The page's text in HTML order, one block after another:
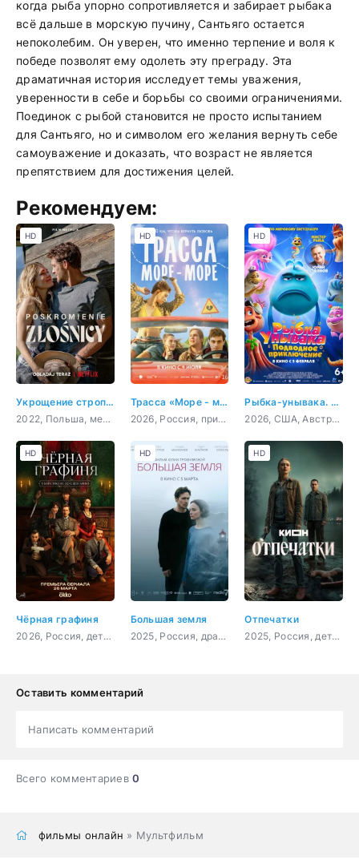
когда рыба упорно сопротивляется и забирает рыбака
всё дальше в морскую пучину, Сантьяго остается
непоколебим. Он уверен, что именно терпение и воля к
победе позволят ему одолеть эту преграду. Эта
драматичная история исследует темы уважения,
уверенности в себе и борьбы со своими ограничениями.
Поединок с рыбой становится не просто испытанием
для Сантьяго, но и символом его желания вернуть себе
самоуважение и доказать, что возраст не является
препятствием для достижения целей.
Рекомендуем:
Укрощение строптивой
2022, Польша, мелодрама, комедия
HD
Трасса «Море - море»
2026, Россия, приключения, комедия, мелодрама
HD
Рыбка-унывака. Подводное приключение
2026, США, Австралия, мультфильм, фэнтези, комедия, приключения, семейный
HD
Чёрная графиня
2026, Россия, детектив, триллер
HD
Большая земля
2025, Россия, драма, триллер
HD
Отпечатки
2025, Россия, детектив, криминал, драма
HD
Оставить комментарий
Написать комментарий
Всего комментариев0
фильмы онлайн » Мультфильм